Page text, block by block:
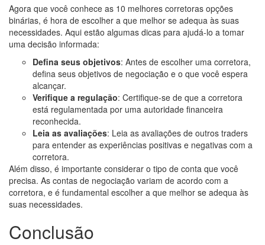
Agora que você conhece as 10 melhores corretoras opções
binárias, é hora de escolher a que melhor se adequa às suas
necessidades. Aqui estão algumas dicas para ajudá-lo a tomar
uma decisão informada:
Defina seus objetivos: Antes de escolher uma corretora,
defina seus objetivos de negociação e o que você espera
alcançar.
Verifique a regulação: Certifique-se de que a corretora
está regulamentada por uma autoridade financeira
reconhecida.
Leia as avaliações: Leia as avaliações de outros traders
para entender as experiências positivas e negativas com a
corretora.
Além disso, é importante considerar o tipo de conta que você
precisa. As contas de negociação variam de acordo com a
corretora, e é fundamental escolher a que melhor se adequa às
suas necessidades.
Conclusão